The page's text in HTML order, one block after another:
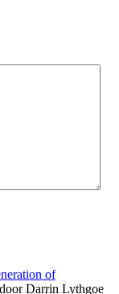
of
Darrin Lythgoe